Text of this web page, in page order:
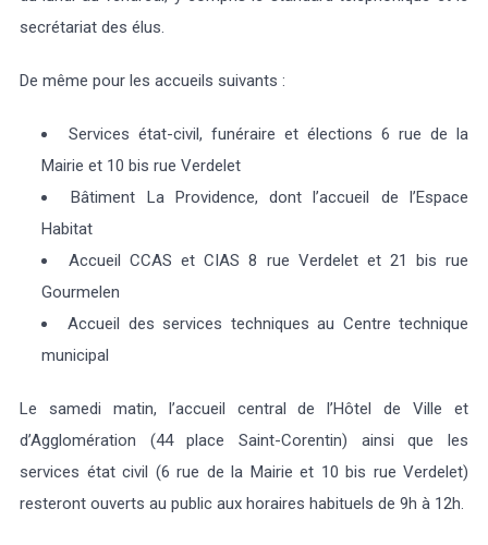
secrétariat des élus.
De même pour les accueils suivants :
Services état-civil, funéraire et élections 6 rue de la
Mairie et 10 bis rue Verdelet
Bâtiment La Providence, dont l’accueil de l’Espace
Habitat
Accueil CCAS et CIAS 8 rue Verdelet et 21 bis rue
Gourmelen
Accueil des services techniques au Centre technique
municipal
Le samedi matin, l’accueil central de l’Hôtel de Ville et
d’Agglomération (44 place Saint-Corentin) ainsi que les
services état civil (6 rue de la Mairie et 10 bis rue Verdelet)
resteront ouverts au public aux horaires habituels de 9h à 12h.